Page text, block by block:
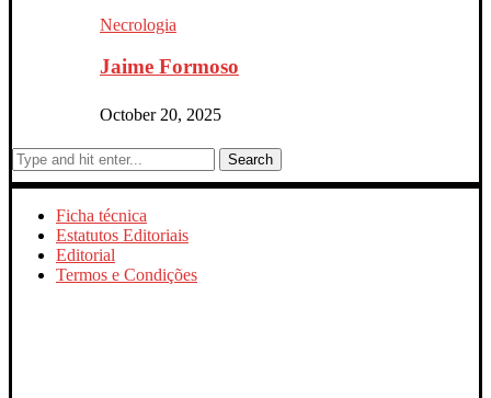
Necrologia
Jaime Formoso
October 20, 2025
Search
Ficha técnica
Estatutos Editoriais
Editorial
Termos e Condições